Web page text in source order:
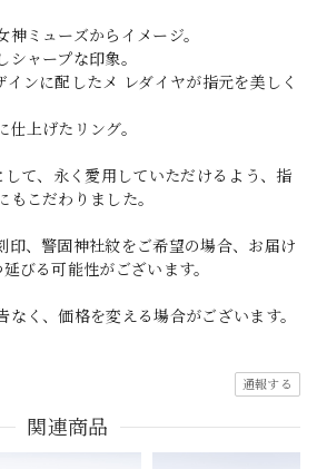
ミューズからイメージ。
ャープな印象。
インに配したメ レダイヤが指元を美しく
上げたリング。
て、永く愛用していただけるよう、指
こだわりました。
、警固神社紋をご希望の場合、お届け
びる可能性がございます。
く、価格を変える場合がございます。
通報する
関連商品